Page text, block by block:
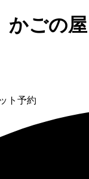
かごの
ト予約